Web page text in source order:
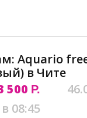
Aquario
в Чите
500 Р.
08:45